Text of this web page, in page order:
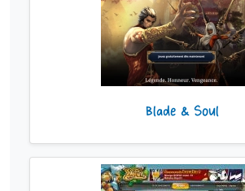
Blade & Soul